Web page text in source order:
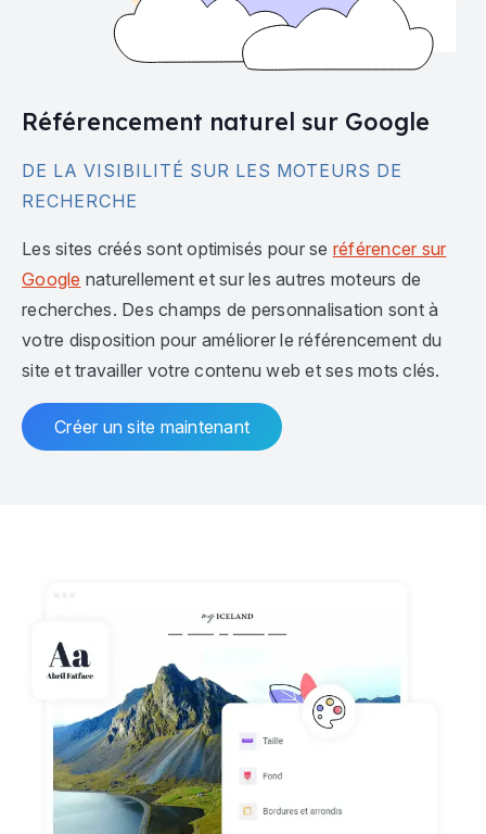
Référencement naturel sur Google
DE LA VISIBILITÉ SUR LES MOTEURS DE
RECHERCHE
Les sites créés sont optimisés pour se référencer sur
Google naturellement et sur les autres moteurs de
recherches. Des champs de personnalisation sont à
votre disposition pour améliorer le référencement du
site et travailler votre contenu web et ses mots clés.
Créer un site maintenant